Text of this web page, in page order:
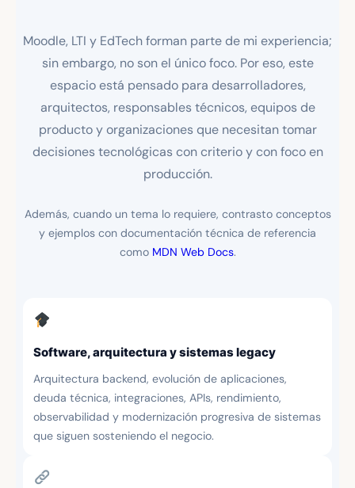
Moodle, LTI y EdTech forman parte de mi experiencia;
sin embargo, no son el único foco. Por eso, este
espacio está pensado para desarrolladores,
arquitectos, responsables técnicos, equipos de
producto y organizaciones que necesitan tomar
decisiones tecnológicas con criterio y con foco en
producción.
Además, cuando un tema lo requiere, contrasto conceptos
y ejemplos con documentación técnica de referencia
como MDN Web Docs.
Software, arquitectura y sistemas legacy
Arquitectura backend, evolución de aplicaciones,
deuda técnica, integraciones, APIs, rendimiento,
observabilidad y modernización progresiva de sistemas
que siguen sosteniendo el negocio.